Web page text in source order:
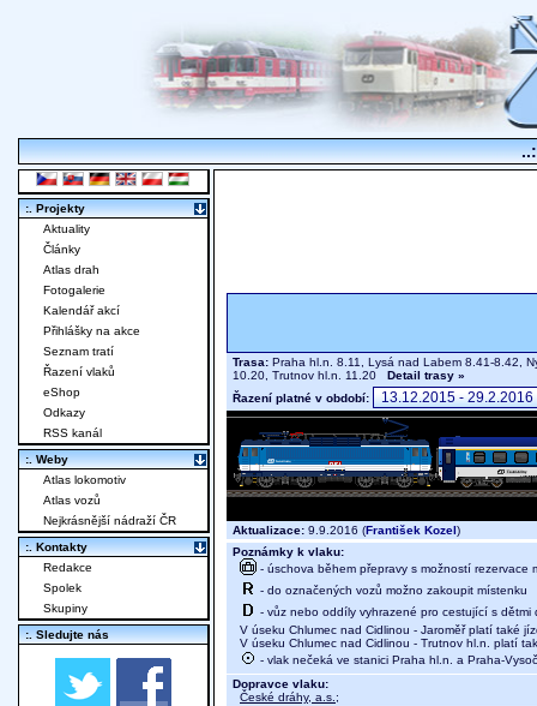
Trasa: Praha hl.n. 8.11, Lysá nad Labem 8.41-8.42,
10.20, Trutnov hl.n. 11.20 Detail trasy »
Řazení platné v období:
Aktualizace: 9.9.2016 (František Kozel)
Poznámky k vlaku:
- úschova během přepravy s možností rezervace
- do označených vozů možno zakoupit místenku
- vůz nebo oddíly vyhrazené pro cestující s dětmi
V úseku Chlumec nad Cidlinou - Jaroměř platí také
V úseku Chlumec nad Cidlinou - Trutnov hl.n. platí
- vlak nečeká ve stanici Praha hl.n. a Praha-
Dopravce vlaku:
České dráhy, a.s. ;
:. Projekty
Aktuality
Články
Atlas drah
Fotogalerie
Kalendář akcí
Přihlášky na akce
Seznam tratí
Řazení vlaků
eShop
Odkazy
RSS kanál
:. Weby
Atlas lokomotiv
Atlas vozů
Nejkrásnější nádraží ČR
:. Kontakty
Redakce
Spolek
Skupiny
:. Sledujte nás